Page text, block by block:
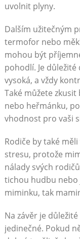
uvolnit plyny.
Dalším užitečným
termofor nebo
mohou být
pohodlí. Je
vysoká, a vždy
Také můžete
nebo heřmánku,
vhodnost pro vaši
Rodiče by také
stresu, protože
nálady svých
tichou hudbu nebo
miminku, tak
Na závěr je
jedinečné. Pokud